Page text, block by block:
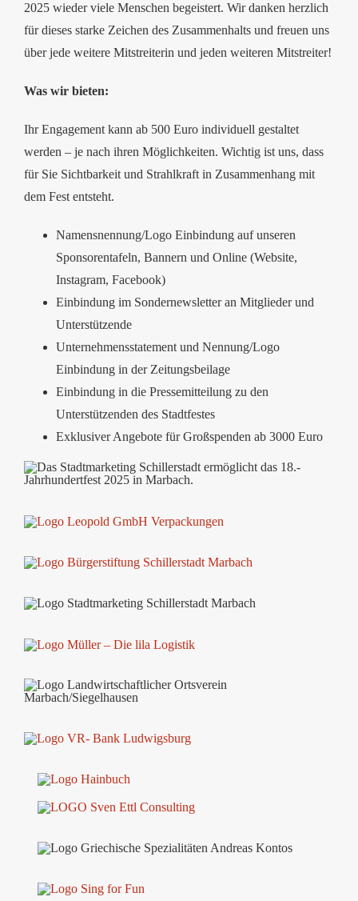
2025 wieder viele Menschen begeistert. Wir danken herzlich
für dieses starke Zeichen des Zusammenhalts und freuen uns
über jede weitere Mitstreiterin und jeden weiteren Mitstreiter!
Was wir bieten:
Ihr Engagement kann ab 500 Euro individuell gestaltet
werden – je nach ihren Möglichkeiten. Wichtig ist uns, dass
für Sie Sichtbarkeit und Strahlkraft in Zusammenhang mit
dem Fest entsteht.
Namensnennung/Logo Einbindung auf unseren
Sponsorentafeln, Bannern und Online (Website,
Instagram, Facebook)
Einbindung im Sondernewsletter an Mitglieder und
Unterstützende
Unternehmensstatement und Nennung/Logo
Einbindung in der Zeitungsbeilage
Einbindung in die Pressemitteilung zu den
Unterstützenden des Stadtfestes
Exklusiver Angebote für Großspenden ab 3000 Euro